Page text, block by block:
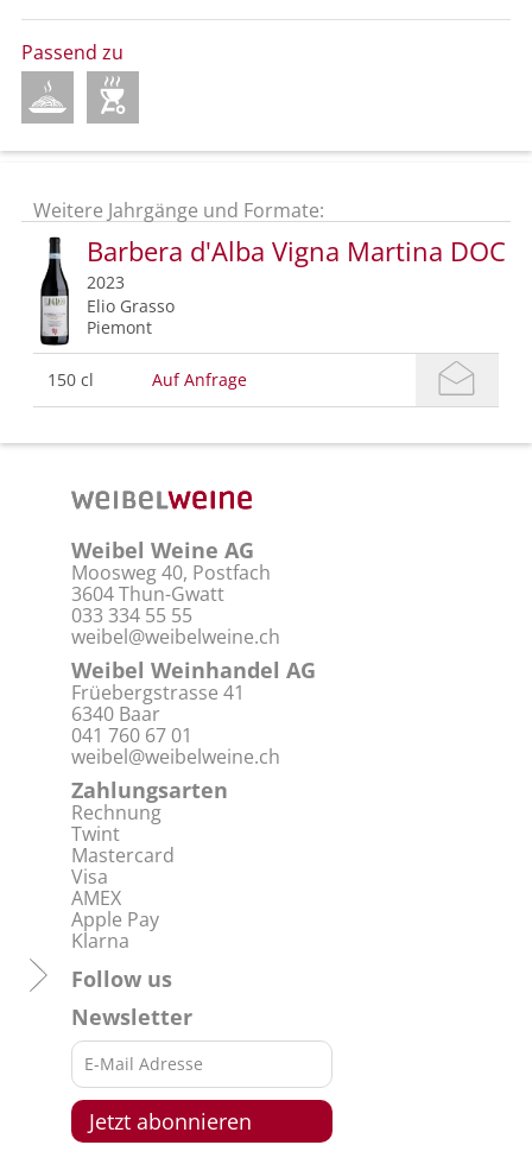
Passend zu
Weitere Jahrgänge und Formate:
Barbera d'Alba Vigna Martina DOC
2023
Elio Grasso
Piemont
150 cl Auf Anfrage
Weibel Weine AG
Moosweg 40, Postfach
3604 Thun-Gwatt
033 334 55 55
weibel@weibelweine.ch
Weibel Weinhandel AG
Früebergstrasse 41
6340 Baar
041 760 67 01
weibel@weibelweine.ch
Zahlungsarten
Rechnung
Twint
Mastercard
Visa
AMEX
Apple Pay
Klarna
Follow us
Newsletter